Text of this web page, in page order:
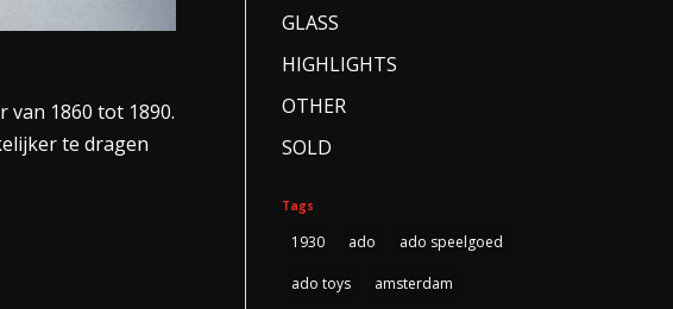
van 1860 tot 1890.
te dragen
GLASS
HIGHLIGHTS
OTHER
SOLD
Tags
1930 ado ado speelgoed
ado toys amsterdam